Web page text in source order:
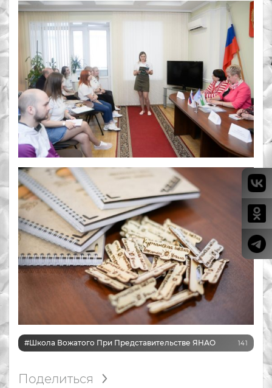
#Школа Вожатого При Представительстве ЯНАО 141
Поделиться